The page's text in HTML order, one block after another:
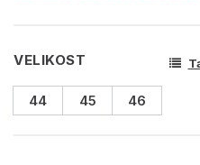
VELIKOST
44 45 46